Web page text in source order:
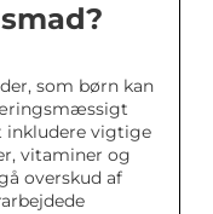
som børn kan
inkludere vigtige
vitaminer og
overskud af